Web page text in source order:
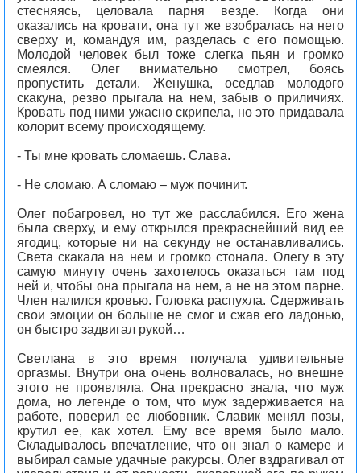
стесняясь, целовала парня везде. Когда они
оказались на кровати, она тут же взобралась на него
сверху и, командуя им, разделась с его помощью.
Молодой человек был тоже слегка пьян и громко
смеялся. Олег внимательно смотрел, боясь
пропустить детали. Женушка, оседлав молодого
скакуна, резво прыгала на нем, забыв о приличиях.
Кровать под ними ужасно скрипела, но это придавала
колорит всему происходящему.
- Ты мне кровать сломаешь. Слава.
- Не сломаю. А сломаю – муж починит.
Олег побагровел, но тут же расслабился. Его жена
была сверху, и ему открылся прекраснейший вид ее
ягодиц, которые ни на секунду не останавливались.
Света скакала на нем и громко стонала. Олегу в эту
самую минуту очень захотелось оказаться там под
ней и, чтобы она прыгала на нем, а не на этом парне.
Член налился кровью. Головка распухла. Сдерживать
свои эмоции он больше не смог и сжав его ладонью,
он быстро задвигал рукой…
Светлана в это время получала удивительные
оргазмы. Внутри она очень волновалась, но внешне
этого не проявляла. Она прекрасно знала, что муж
дома, но легенде о том, что муж задерживается на
работе, поверил ее любовник. Славик менял позы,
крутил ее, как хотел. Ему все время было мало.
Складывалось впечатление, что он знал о камере и
выбирал самые удачные ракурсы. Олег вздрагивал от